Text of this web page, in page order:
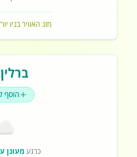
מזג האוויר בניו
ברלין
הוסף
כרגעמעונן